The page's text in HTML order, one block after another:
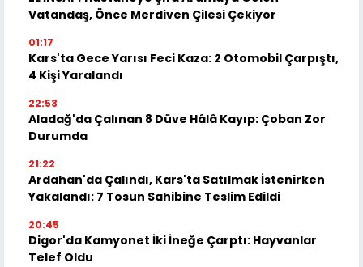
Vatandaş, Önce Merdiven Çilesi Çekiyor
01:17
Kars'ta Gece Yarısı Feci Kaza: 2 Otomobil Çarpıştı,
4 Kişi Yaralandı
22:53
Aladağ'da Çalınan 8 Düve Hâlâ Kayıp: Çoban Zor
Durumda
21:22
Ardahan'da Çalındı, Kars'ta Satılmak İstenirken
Yakalandı: 7 Tosun Sahibine Teslim Edildi
20:45
Digor'da Kamyonet İki İneğe Çarptı: Hayvanlar
Telef Oldu